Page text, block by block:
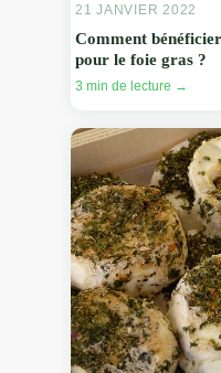
21 JANVIER 2022
Comment
pour le foie gras ?
3 min de lecture →